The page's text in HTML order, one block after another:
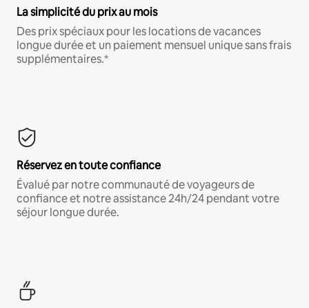
La simplicité du prix au mois
Des prix spéciaux pour les locations de vacances
longue durée et un paiement mensuel unique sans frais
supplémentaires.*
Réservez en toute confiance
Évalué par notre communauté de voyageurs de
confiance et notre assistance 24h/24 pendant votre
séjour longue durée.